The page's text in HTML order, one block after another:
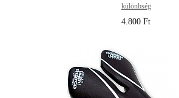
különbség
4.800 Ft